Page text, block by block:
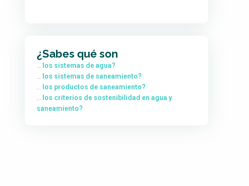
¿Sabes qué son
los sistemas de agua?
los sistemas de saneamiento?
los productos de saneamiento?
los criterios de sostenibilidad en agua y
saneamiento?